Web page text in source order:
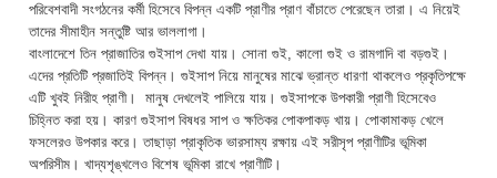
পরিবেশবাদী সংগঠনের কর্মী হিসেবে বিপন্ন একটি প্রাণীর প্রাণ বাঁচাতে পেরেছেন তারা। এ নিয়েই
তাদের সীমাহীন সন্তুষ্টি আর ভাললাগা।
বাংলাদেশে তিন প্রাজাতির গুইসাপ দেখা যায়। সোনা গুই, কালো গুই ও রামগাদি বা বড়গুই।
এদের প্রতিটি প্রজাতিই বিপন্ন। গুইসাপ নিয়ে মানুষের মাঝে ভ্রান্ত ধারণা থাকলেও প্রকৃতিপক্ষে
এটি খুবই নিরীহ প্রাণী। মানুষ দেখলেই পালিয়ে যায়। গুইসাপকে উপকারী প্রাণী হিসেবেও
চিহ্নিত করা হয়। কারণ গুইসাপ বিষধর সাপ ও ক্ষতিকর পোকপাকড় খায়। পোকামাকড় খেলে
ফসলেরও উপকার করে। তাছাড়া প্রাকৃতিক ভারসাম্য রক্ষায় এই সরীসৃপ প্রাণীটির ভূমিকা
অপরিসীম। খাদ্যশৃঙ্খলেও বিশেষ ভূমিকা রাখে প্রাণীটি।